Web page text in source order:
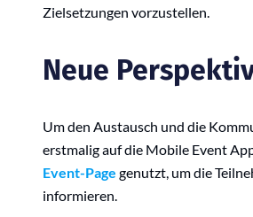
Zielsetzungen vorzustellen.
Neue
Um den Austausch und die
erstmalig auf die Mobile Event
Event-Page genutzt, um die
informieren.